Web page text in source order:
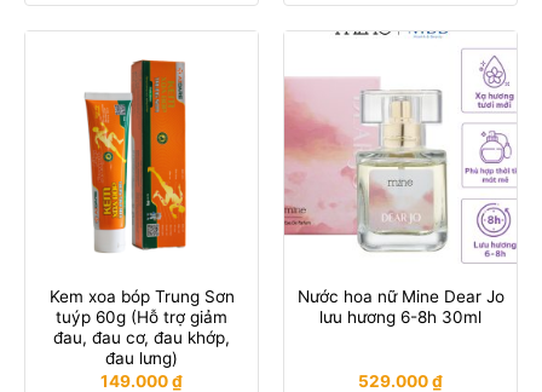
Kem xoa bóp Trung Sơn
tuýp 60g (Hỗ trợ giảm
đau, đau cơ, đau khớp,
đau lưng)
149.000₫
Nước hoa nữ Mine Dear Jo
lưu hương 6-8h 30ml
529.000₫